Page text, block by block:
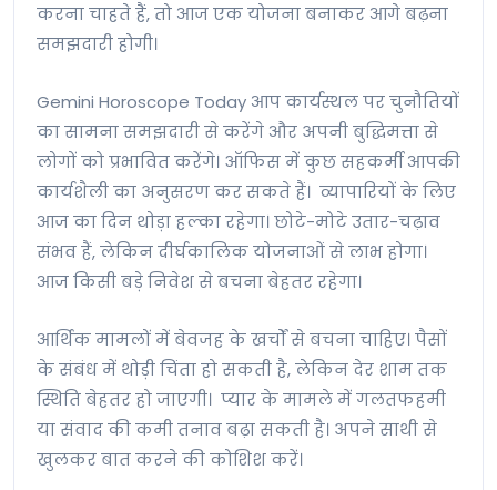
करना चाहते हैं, तो आज एक योजना बनाकर आगे बढ़ना
समझदारी होगी।
Gemini Horoscope Today आप कार्यस्थल पर चुनौतियों
का सामना समझदारी से करेंगे और अपनी बुद्धिमत्ता से
लोगों को प्रभावित करेंगे। ऑफिस में कुछ सहकर्मी आपकी
कार्यशैली का अनुसरण कर सकते हैं। व्यापारियों के लिए
आज का दिन थोड़ा हल्का रहेगा। छोटे-मोटे उतार-चढ़ाव
संभव हैं, लेकिन दीर्घकालिक योजनाओं से लाभ होगा।
आज किसी बड़े निवेश से बचना बेहतर रहेगा।
आर्थिक मामलों में बेवजह के खर्चों से बचना चाहिए। पैसों
के संबंध में थोड़ी चिंता हो सकती है, लेकिन देर शाम तक
स्थिति बेहतर हो जाएगी। प्यार के मामले में गलतफहमी
या संवाद की कमी तनाव बढ़ा सकती है। अपने साथी से
खुलकर बात करने की कोशिश करें।